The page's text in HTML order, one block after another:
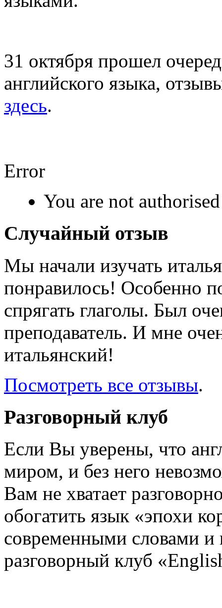
31 октября прошел
английского языка,
здесь.
Error
You are not
Случайный отзыв
Мы начали изучать
понравилось! Особенно
спрягать глаголы. Был
преподаватель. И мне
итальянский!
Посмотреть все отзывы.
Разговорный клуб
Если Вы уверены, что
миром, и без него
Вам не хватает
обогатить язык «эпохи
современными словами
разговорный клуб